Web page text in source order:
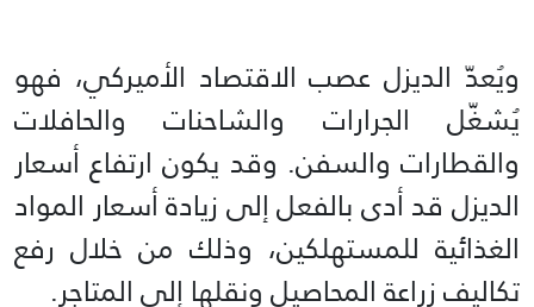
ويُعدّ الديزل عصب الاقتصاد الأميركي، فهو
يُشغّل الجرارات والشاحنات والحافلات
والقطارات والسفن. وقد يكون ارتفاع أسعار
الديزل قد أدى بالفعل إلى زيادة أسعار المواد
الغذائية للمستهلكين، وذلك من خلال رفع
تكاليف زراعة المحاصيل ونقلها إلى المتاجر.